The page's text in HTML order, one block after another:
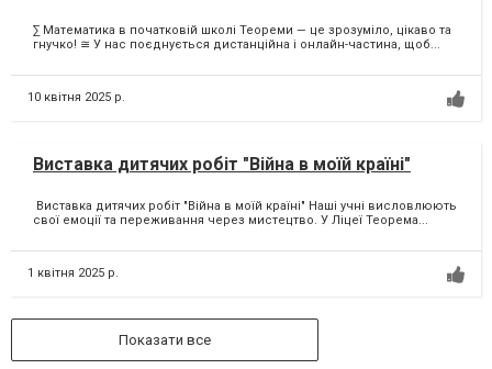
∑ Математика в початковій школі Теореми — це зрозуміло, цікаво та
гнучко! ≅ У нас поєднується дистанційна і онлайн-частина, щоб...
10 квітня 2025 р.
Виставка дитячих робіт "Війна в моїй країні"
Виставка дитячих робіт "Війна в моїй країні" Наші учні висловлюють
свої емоції та переживання через мистецтво. У Ліцеї Теорема...
1 квітня 2025 р.
Показати все